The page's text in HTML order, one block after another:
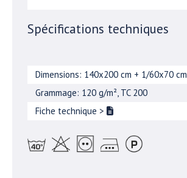
Spécifications techniques
Dimensions: 140x200 cm + 1/60x70 cm
Grammage: 120 g/m², TC 200
Fiche technique >